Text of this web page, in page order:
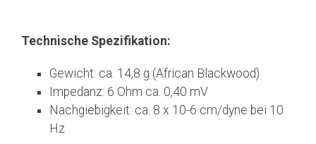
Technische Spezifikation:
Gewicht: ca. 14,8 g (African Blackwood)
Impedanz: 6 Ohm ca. 0,40 mV
Nachgiebigkeit: ca. 8 x 10-6 cm/dyne bei 10
Hz